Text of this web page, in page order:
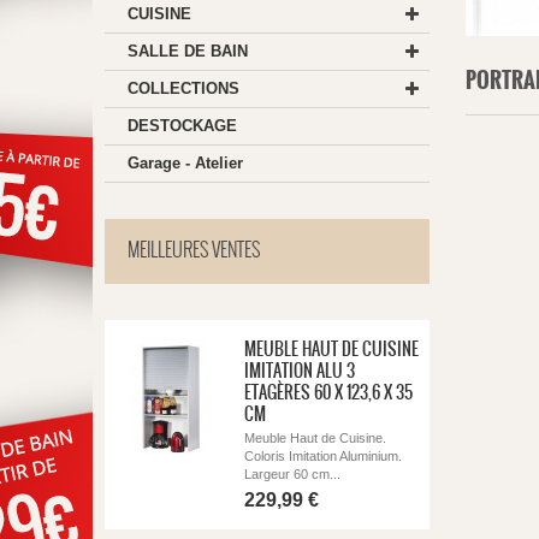
CUISINE
SALLE DE BAIN
COLLECTIONS
DESTOCKAGE
Garage - Atelier
MEILLEURES VENTES
MEUBLE HAUT DE CUISINE
IMITATION ALU 3
ETAGÈRES 60 X 123,6 X 35
CM
Meuble Haut de Cuisine.
Coloris Imitation Aluminium.
Largeur 60 cm...
229,99 €